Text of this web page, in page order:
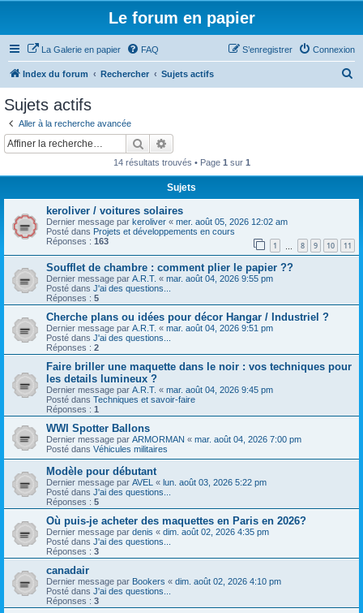
Le forum en papier
La Galerie en papier FAQ Connexion
S’enregistrer
Index du forum Rechercher Sujets actifs
Sujets actifs
Aller à la recherche avancée
Rechercher
14 résultats trouvés • Page 1 sur 1
Sujets
keroliver / voitures solaires
Dernier message par keroliver « mer. août 05, 2026 12:02 am
Posté dans Projets et développements en cours
Réponses : 163 1 8 9 10 11
Soufflet de chambre : comment plier le papier ??
Dernier message par A.R.T. « mar. août 04, 2026 9:55 pm
Posté dans J'ai des questions...
Réponses : 5
Cherche plans ou idées pour décor Hangar / Industriel ?
Dernier message par A.R.T. « mar. août 04, 2026 9:51 pm
Posté dans J'ai des questions...
Réponses : 2
Faire briller une maquette dans le noir : vos techniques pour
les details lumineux ?
Dernier message par A.R.T. « mar. août 04, 2026 9:45 pm
Posté dans Techniques et savoir-faire
Réponses : 1
WWI Spotter Ballons
Dernier message par ARMORMAN « mar. août 04, 2026 7:00 pm
Posté dans Véhicules militaires
Modèle pour débutant
Dernier message par AVEL « lun. août 03, 2026 5:22 pm
Posté dans J'ai des questions...
Réponses : 5
Où puis-je acheter des maquettes en Paris en 2026?
Dernier message par denis « dim. août 02, 2026 4:35 pm
Posté dans J'ai des questions...
Réponses : 3
canadair
Dernier message par Bookers « dim. août 02, 2026 4:10 pm
Posté dans J'ai des questions...
Réponses : 3